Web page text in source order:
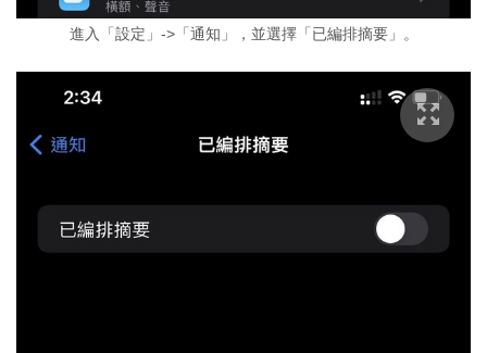
進入「設定」->「通知」，並選擇「已編排摘要」。